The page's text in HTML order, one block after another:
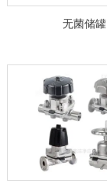
无菌储罐